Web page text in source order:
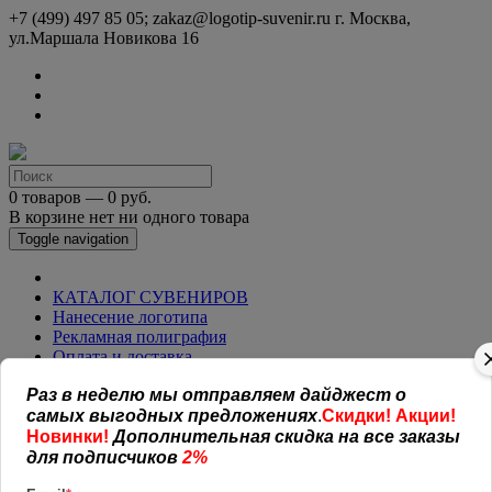
+7 (499) 497 85 05; zakaz@logotip-suvenir.ru г. Москва,
ул.Маршала Новикова 16
0 товаров — 0 руб.
В корзине нет ни одного товара
Toggle navigation
КАТАЛОГ СУВЕНИРОВ
Нанесение логотипа
Рекламная полиграфия
Оплата и доставка
СОГЛАШЕНИЕ (ОФЕРТА )
УСЛОВИЯ И ГАРАНТИИ
Наши работы
Новости
Раз в неделю мы отправляем дайджест о
самых выгодных предложениях.Скидки! Акции!
Новинки!Дополнительная скидка на все заказы
для подписчиков 2%